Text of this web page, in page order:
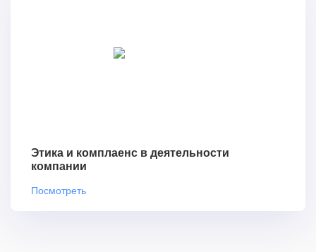
Этика и комплаенс в деятельности
компании
Посмотреть